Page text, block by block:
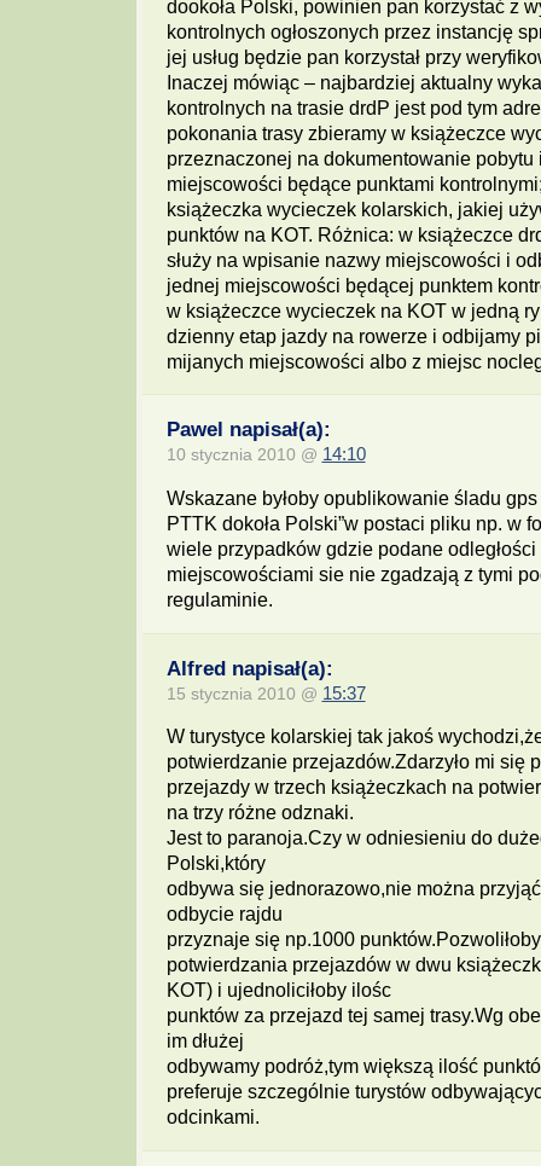
dookoła Polski, powinien pan korzystać z
kontrolnych ogłoszonych przez instancję
jej usług będzie pan korzystał przy
Inaczej mówiąc – najbardziej aktualny
kontrolnych na trasie drdP jest pod tym
pokonania trasy zbieramy w książeczce
przeznaczonej na dokumentowanie pobytu
miejscowości będące punktami
książeczka wycieczek kolarskich, jakiej
punktów na KOT. Różnica: w książeczce
służy na wpisanie nazwy miejscowości i
jednej miejscowości będącej punktem
w książeczce wycieczek na KOT w jedną
dzienny etap jazdy na rowerze i odbijamy
mijanych miejscowości albo z miejsc
Pawel napisał(a):
10 stycznia 2010 @ 14:10
Wskazane byłoby opublikowanie śladu
PTTK dokoła Polski”w postaci pliku np. w
wiele przypadków gdzie podane odległości
miejscowościami sie nie zgadzają z tymi
regulaminie.
Alfred napisał(a):
15 stycznia 2010 @ 15:37
W turystyce kolarskiej tak jakoś
potwierdzanie przejazdów.Zdarzyło mi się
przejazdy w trzech książeczkach na
na trzy różne odznaki.
Jest to paranoja.Czy w odniesieniu do
Polski,który
odbywa się jednorazowo,nie można
odbycie rajdu
przyznaje się np.1000
potwierdzania przejazdów w dwu
KOT) i ujednoliciłoby ilośc
punktów za przejazd tej samej trasy.Wg
im dłużej
odbywamy podróż,tym większą ilość
preferuje szczególnie turystów
odcinkami.